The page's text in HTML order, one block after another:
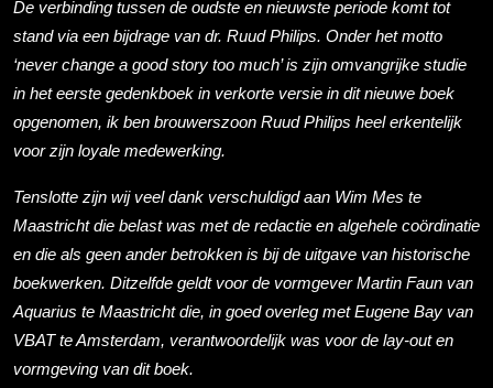
De verbinding tussen de oudste en nieuwste periode komt tot
stand via een bijdrage van dr. Ruud Philips. Onder het motto
‘never change a good story too much’ is zijn omvangrijke studie
in het eerste gedenkboek in verkorte versie in dit nieuwe boek
opgenomen, ik ben brouwerszoon Ruud Philips heel erkentelijk
voor zijn loyale mede­werking.
Tenslotte zijn wij veel dank verschuldigd aan Wim Mes te
Maastricht die belast was met de redactie en algehele coördinatie
en die als geen ander betrokken is bij de uitgave van historische
boekwerken. Ditzelfde geldt voor de vormgever Martin Faun van
Aquarius te Maastricht die, in goed overleg met Eugene Bay van
VBAT te Amsterdam, verantwoordelijk was voor de lay­-out en
vormgeving van dit boek.